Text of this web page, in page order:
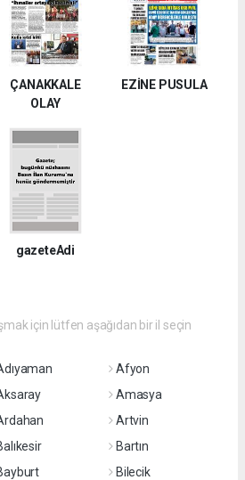
ÇANAKKALE
OLAY
EZİNE PUSULA
gazeteAdi
için lütfen aşağıdan bir il seçin
Afyon
Amasya
Artvin
Bartın
Bilecik